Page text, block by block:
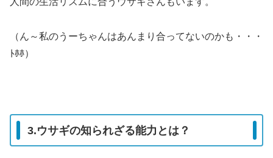
（ん～私のうーちゃんはあんまり合ってないのかも・・・
ﾄﾎﾎ）
3.ウサギの知られざる能力とは？